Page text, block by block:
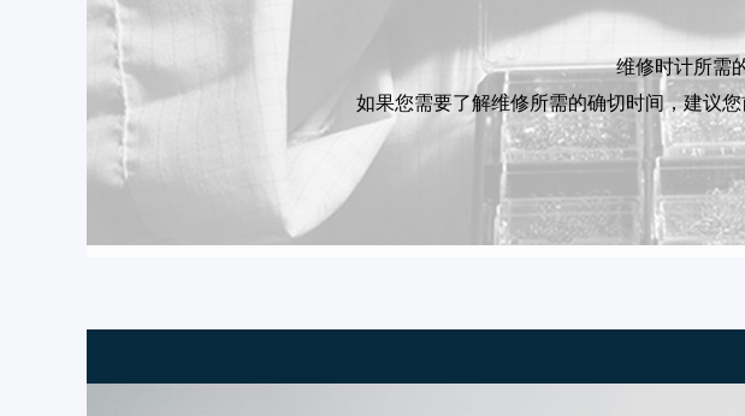
维修时计所需
如果您需要了解维修所需的确切时间，建议